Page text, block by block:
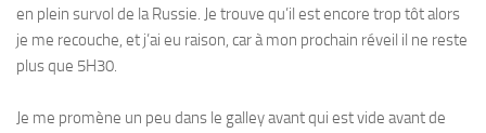
en plein survol de la Russie. Je trouve qu’il est encore trop tôt alors
je me recouche, et j’ai eu raison, car à mon prochain réveil il ne reste
plus que 5H30.
Je me promène un peu dans le galley avant qui est vide avant de